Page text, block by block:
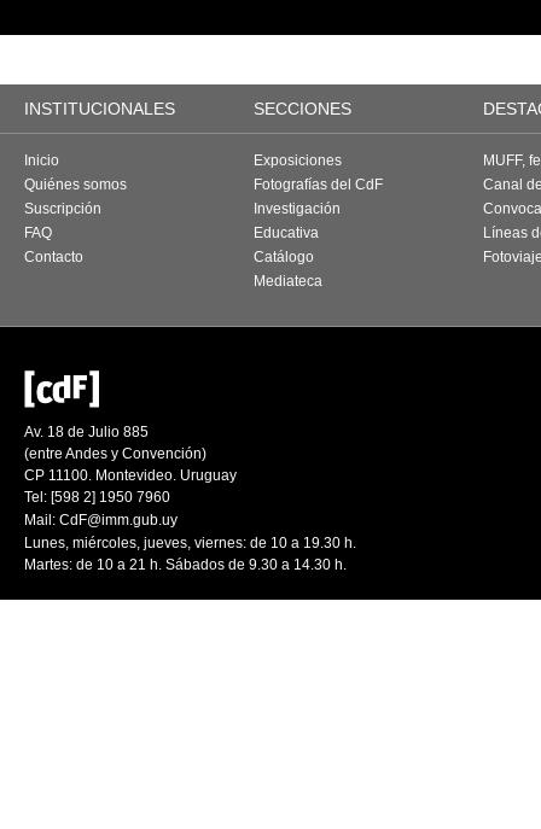
INSTITUCIONALES SECCIONES
Inicio
Quiénes somos
Suscripción
FAQ
Contacto
Exposiciones
Fotografías del CdF
Investigación
Educativa
Catálogo
Mediateca
MUFF,
Canal
Líneas
Av. 18 de Julio 885
(entre Andes y Convención)
CP 11100. Montevideo. Uruguay
Tel: [598 2] 1950 7960
Mail: CdF@imm.gub.uy
Lunes, miércoles, jueves, viernes: de 10 a 19.30 h.
Martes: de 10 a 21 h. Sábados de 9.30 a 14.30 h.